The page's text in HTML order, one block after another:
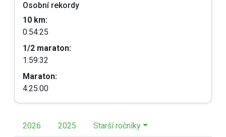
Osobní rekordy
10 km:
0:54:25
1/2 maraton:
1:59:32
Maraton:
4:25:00
2026 2025 Starší ročníky